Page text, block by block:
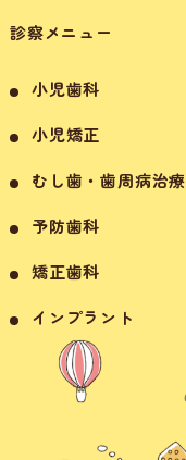
診察メニュー
小児歯科
小児矯正
むし歯・歯周病治療
予防歯科
矯正歯科
インプラント